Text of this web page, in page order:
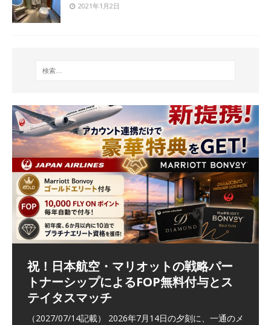
2021年1月2日
祝！日本航空・マリオットの戦略パー
トナーシップによるFOP無料付与とス
テイタスマッチ
（2027/07/14記載） 2026年7月14日の夕刻に、一通のメ
ラウンジ 華 那覇空港 (2026/05)
（2026/06/07記載） 2026年5月下旬の平日に那覇を訪れ
た際に利用した。 こちらのラウンジ
The Coral Executive Lounge スワ
ンナプーム国際空港国内線ラウンジ
(2026/01)
（2026/03/31記載） 2026年1月上旬にバンコク経由でチ
日本航空 羽田空港国際線ファースト
クラスラウンジ (2026/01)
（2026/03/18記載） 2026年1月、毎年恒例の新年の羽田
～バンコクの移動の際に再びこちらの[…]
バンコクエアウェイズ スワンナプー
ム国際空港国内線ラウンジ (2026/01)
（2026/03/13記載） 2026年1月上旬にバンコク経由でチ
ェンマイに向かう際に利用した。 今[…]